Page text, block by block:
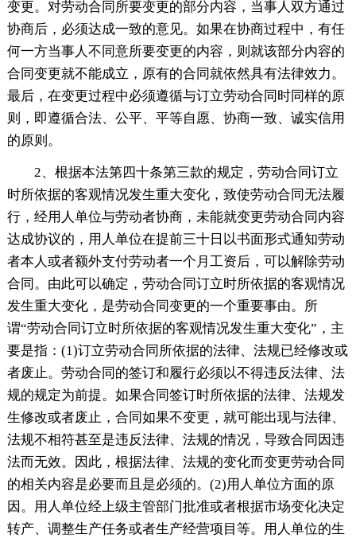
变更。对劳动合同所要变更的部分内容，当事人双方通过
协商后，必须达成一致的意见。如果在协商过程中，有任
何一方当事人不同意所要变更的内容，则就该部分内容的
合同变更就不能成立，原有的合同就依然具有法律效力。
最后，在变更过程中必须遵循与订立劳动合同时同样的原
则，即遵循合法、公平、平等自愿、协商一致、诚实信用
的原则。
2、根据本法第四十条第三款的规定，劳动合同订立
时所依据的客观情况发生重大变化，致使劳动合同无法履
行，经用人单位与劳动者协商，未能就变更劳动合同内容
达成协议的，用人单位在提前三十日以书面形式通知劳动
者本人或者额外支付劳动者一个月工资后，可以解除劳动
合同。由此可以确定，劳动合同订立时所依据的客观情况
发生重大变化，是劳动合同变更的一个重要事由。所
谓“劳动合同订立时所依据的客观情况发生重大变化”，主
要是指：(1)订立劳动合同所依据的法律、法规已经修改或
者废止。劳动合同的签订和履行必须以不得违反法律、法
规的规定为前提。如果合同签订时所依据的法律、法规发
生修改或者废止，合同如果不变更，就可能出现与法律、
法规不相符甚至是违反法律、法规的情况，导致合同因违
法而无效。因此，根据法律、法规的变化而变更劳动合同
的相关内容是必要而且是必须的。(2)用人单位方面的原
因。用人单位经上级主管部门批准或者根据市场变化决定
转产、调整生产任务或者生产经营项目等。用人单位的生